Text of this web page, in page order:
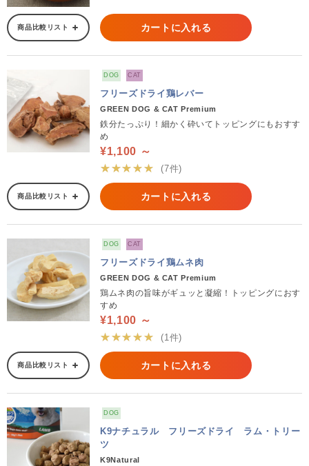
商品比較リスト カートに入れる
DOG CAT
フリーズドライ鶏レバー
GREEN DOG & CAT Premium
鉄分たっぷり！細かく砕いてトッピングにもおすす
め
¥1,100 ～
★★★★★
(7件)
商品比較リスト カートに入れる
DOG CAT
フリーズドライ鶏ムネ肉
GREEN DOG & CAT Premium
鶏ムネ肉の旨味がギュッと凝縮！トッピングにおす
すめ
¥1,100 ～
★★★★★
(1件)
商品比較リスト カートに入れる
DOG
K9ナチュラル フリーズドライ ラム・トリー
ツ
K9Natural